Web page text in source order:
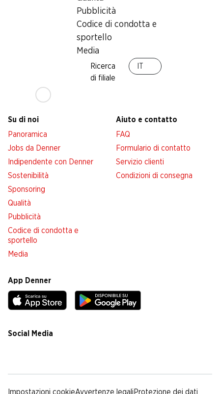
Pubblicità
Codice di condotta e
sportello
Media
Ricerca
di filiale
Carte regalo
Su di noi
Panoramica
Jobs da Denner
Indipendente con Denner
Sostenibilità
Sponsoring
Qualità
Pubblicità
Codice di condotta e
sportello
Media
Aiuto e contatto
FAQ
Formulario di contatto
Servizio clienti
Condizioni di consegna
App Denner
Social Media
Impostazioni cookieAvvertenze legali Protezione dei dati